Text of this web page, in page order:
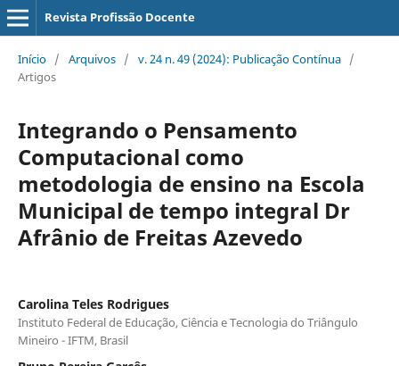
Revista Profissão Docente
Início / Arquivos / v. 24 n. 49 (2024): Publicação Contínua /
Artigos
Integrando o Pensamento
Computacional como
metodologia de ensino na Escola
Municipal de tempo integral Dr
Afrânio de Freitas Azevedo
Carolina Teles Rodrigues
Instituto Federal de Educação, Ciência e Tecnologia do Triângulo
Mineiro - IFTM, Brasil